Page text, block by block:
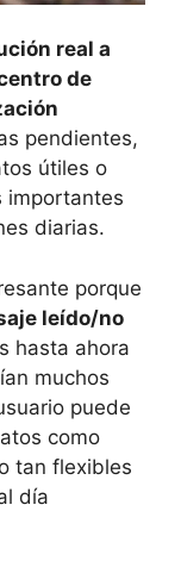
real a
de
pendientes,
útiles o
importantes
diarias.
porque
leído/no
hasta ahora
muchos
puede
como
tan flexibles
día